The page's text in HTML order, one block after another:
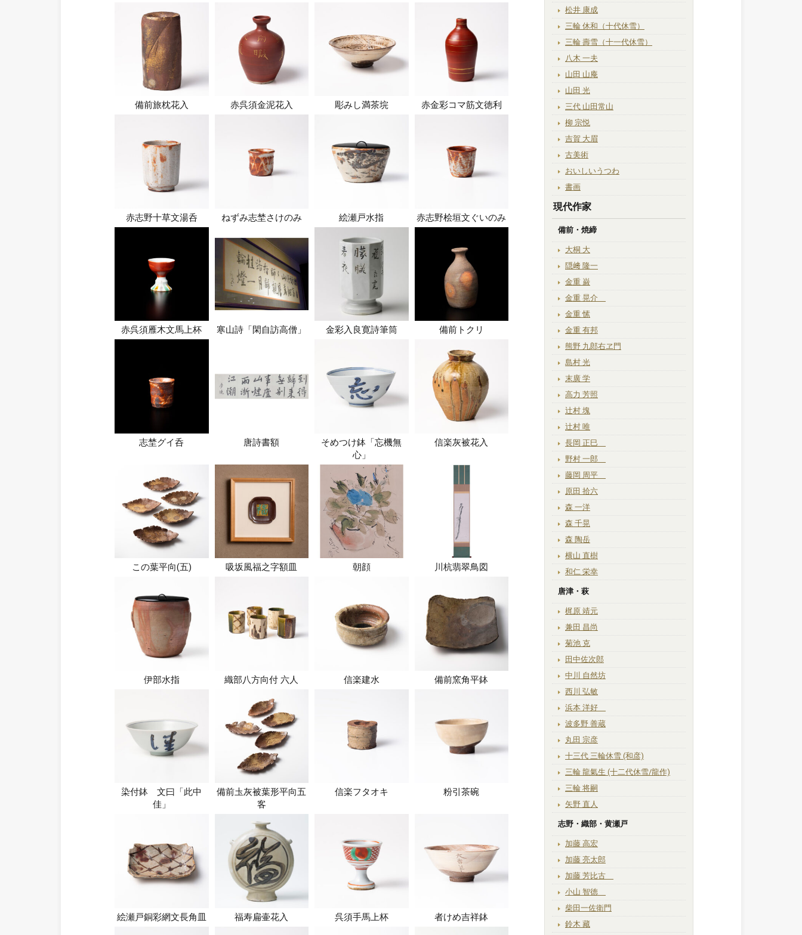
備前旅枕花入 赤呉須金泥花入 彫みし満茶垸 赤金彩コマ筋文徳利
赤志野十草文湯呑 ねずみ志埜さけのみ 絵瀬戸水指 赤志野桧垣文ぐいのみ
赤呉須雁木文馬上杯 寒山詩「閑自訪高僧」 金彩入良寛詩筆筒 備前トクリ
志埜グイ呑 唐詩書額
そめつけ鉢「忘機無
心」
信楽灰被花入
この葉平向(五) 吸坂風福之字額皿 朝顔 川杭翡翠鳥図
伊部水指 織部八方向付 六人 信楽建水 備前窯角平鉢
染付鉢 文曰「此中
佳」
備前圡灰被葉形平向五
客
信楽フタオキ 粉引茶碗
絵瀬戸銅彩網文長角皿 福寿扁壷花入 呉須手馬上杯 者けめ吉祥鉢
松井 康成
三輪 休和（十代休雪）
三輪 壽雪（十一代休雪）
八木 一夫
山田 山庵
山田 光
三代 山田常山
柳 宗悦
吉賀 大眉
古美術
おいしいうつわ
書画
現代作家
備前・焼締
大桐 大
隠﨑 隆一
金重 巌
金重 晃介
金重 愫
金重 有邦
熊野 九郎右ヱ門
島村 光
末廣 学
高力 芳照
辻村 塊
辻村 唯
長岡 正巳
野村 一郎
藤岡 周平
原田 拾六
森 一洋
森 千晃
森 陶岳
横山 直樹
和仁 栄幸
唐津・萩
梶原 靖元
兼田 昌尚
菊池 克
田中佐次郎
中川 自然坊
西川 弘敏
浜本 洋好
波多野 善蔵
丸田 宗彦
十三代 三輪休雪 (和彦)
三輪 龍氣生 (十二代休雪/龍作)
三輪 将嗣
矢野 直人
志野・織部・黄瀬戸
加藤 高宏
加藤 亮太郎
加藤 芳比古
小山 智徳
柴田一佐衛門
鈴木 藏